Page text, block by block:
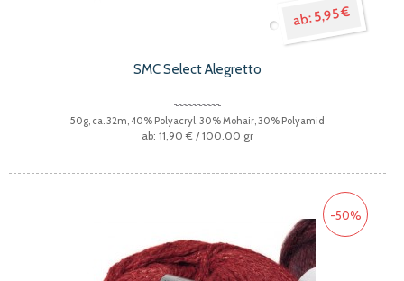
5,95 €
SMC Select Alegretto
50g, ca. 32m, 40% Polyacryl, 30% Mohair, 30% Polyamid
11,90 € / 100.00 gr
-50%